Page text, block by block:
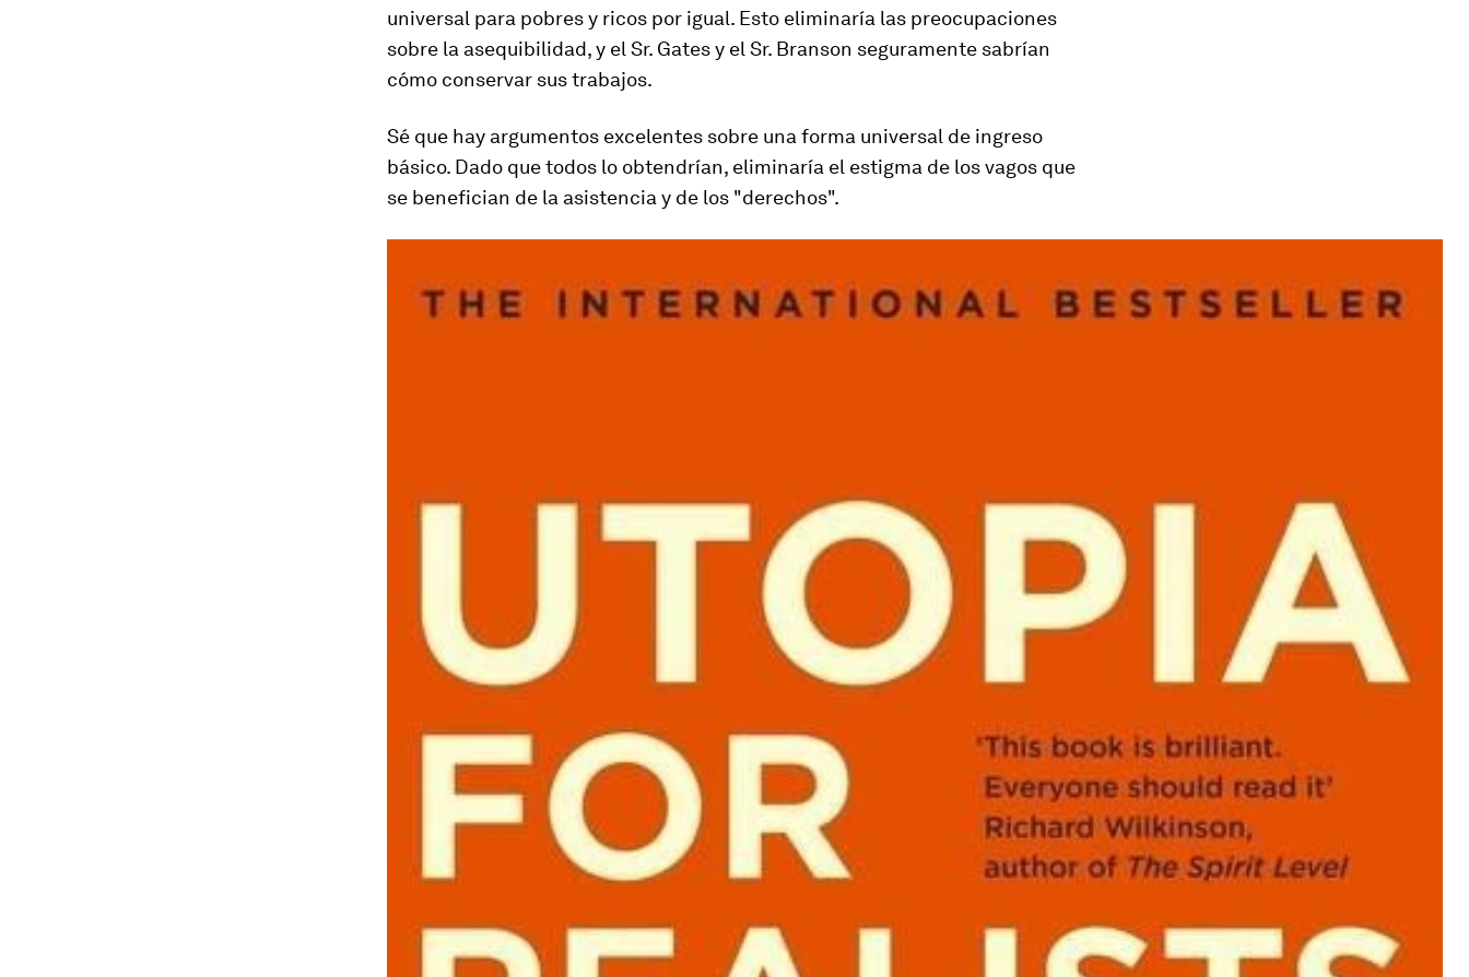
universal para pobres y ricos por igual. Esto eliminaría las preocupaciones
sobre la asequibilidad, y el Sr. Gates y el Sr. Branson seguramente sabrían
cómo conservar sus trabajos.
Sé que hay argumentos excelentes sobre una forma universal de ingreso
básico. Dado que todos lo obtendrían, eliminaría el estigma de los vagos que
se benefician de la asistencia y de los "derechos".